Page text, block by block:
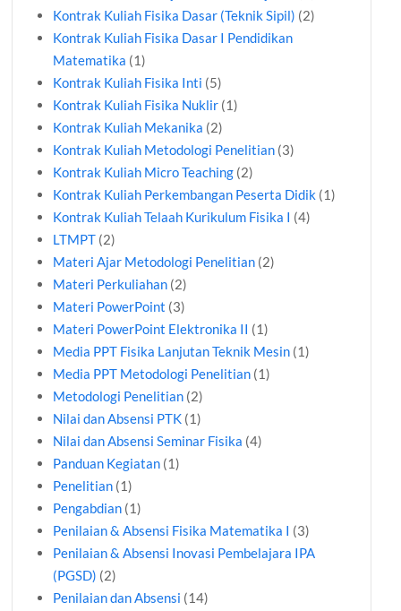
Kontrak Kuliah Fisika Dasar (Teknik Sipil) (2)
Kontrak Kuliah Fisika Dasar I Pendidikan
Matematika (1)
Kontrak Kuliah Fisika Inti (5)
Kontrak Kuliah Fisika Nuklir (1)
Kontrak Kuliah Mekanika (2)
Kontrak Kuliah Metodologi Penelitian (3)
Kontrak Kuliah Micro Teaching (2)
Kontrak Kuliah Perkembangan Peserta Didik (1)
Kontrak Kuliah Telaah Kurikulum Fisika I (4)
LTMPT (2)
Materi Ajar Metodologi Penelitian (2)
Materi Perkuliahan (2)
Materi PowerPoint (3)
Materi PowerPoint Elektronika II (1)
Media PPT Fisika Lanjutan Teknik Mesin (1)
Media PPT Metodologi Penelitian (1)
Metodologi Penelitian (2)
Nilai dan Absensi PTK (1)
Nilai dan Absensi Seminar Fisika (4)
Panduan Kegiatan (1)
Penelitian (1)
Pengabdian (1)
Penilaian & Absensi Fisika Matematika I (3)
Penilaian & Absensi Inovasi Pembelajara IPA
(PGSD) (2)
Penilaian dan Absensi (14)